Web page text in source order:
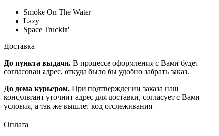
Smoke On The Water
Lazy
Space Truckin'
Доставка
До пункта выдачи. В процессе оформления с Вами будет
согласован адрес, откуда было бы удобно забрать заказ.
До дома курьером. При подтверждении заказа наш
консультант уточнит адрес для доставки, согласует с Вами
условия, а так же вышлет код отслеживания.
Оплата